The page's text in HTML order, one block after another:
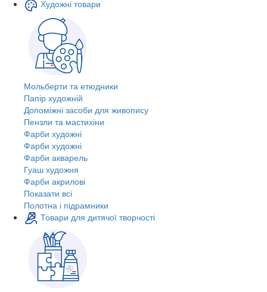
Художні товари
Мольберти та етюдники
Папір художній
Допоміжні засоби для живопису
Пензли та мастихіни
Фарби художні
Фарби художні
Фарби акварель
Гуаш художня
Фарби акрилові
Показати всі
Полотна і підрамники
Товари для дитячої творчості